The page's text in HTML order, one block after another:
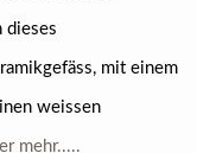
dieses
mit einem
weissen
mehr.....